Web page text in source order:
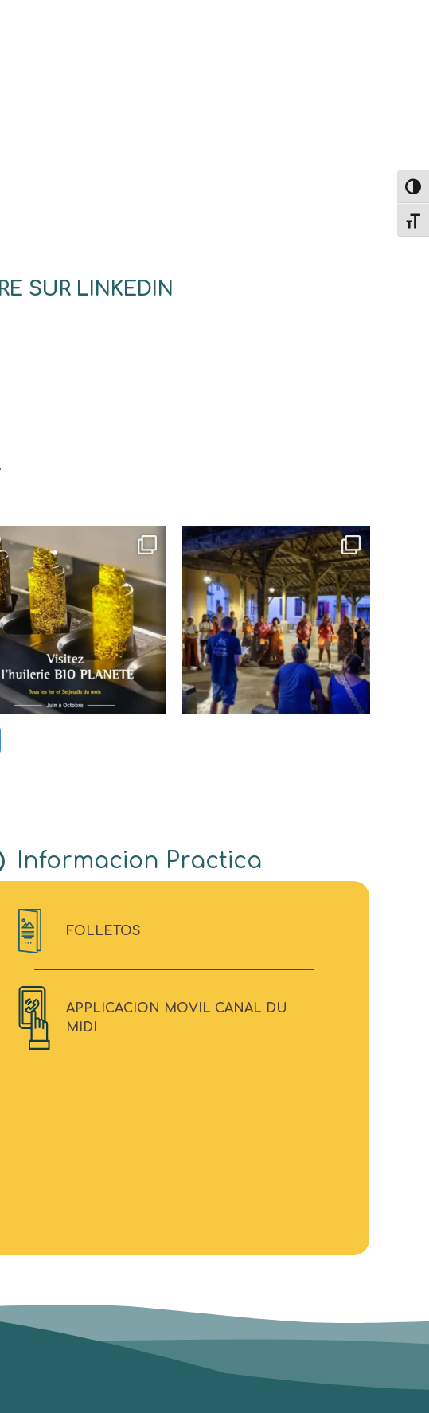
SUR LINKEDIN
Informacion Practica
FOLLETOS
APPLICACION MOVIL CANAL DU
MIDI